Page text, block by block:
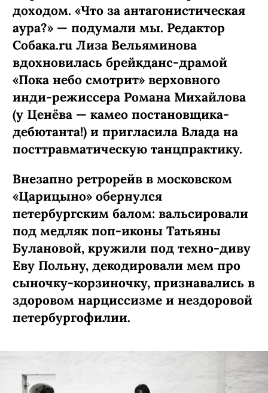
доходом. «Что за антагонистическая
аура?» — подумали мы. Редактор
Собака.ru Лиза Вельяминова
вдохновилась брейкданс-­драмой
«Пока небо смотрит» верховного
инди-режиссера Романа Михайлова
(у Ценёва — камео постановщика-
дебютанта!) и пригласила Влада на
посттравматическую танцпрактику.
Внезапно ретрорейв в московском
«Царицыно» обернулся
петербургским балом: вальсировали
под медляк поп-иконы Татьяны
Булановой, кружили под техно-диву
Еву Польну, декодировали мем про
сыночку-­корзиночку, признавались в
здоровом нарциссизме и нездоровой
петербургофилии.